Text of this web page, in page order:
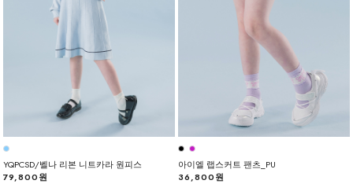
YQPCSD/벨나 리본 니트카라 원피스
79,800원
아이엘 랩스커트 팬츠_PU
36,800원